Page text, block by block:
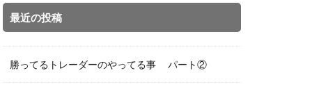
最近の投稿
勝ってるトレーダーのやってる事 パート②